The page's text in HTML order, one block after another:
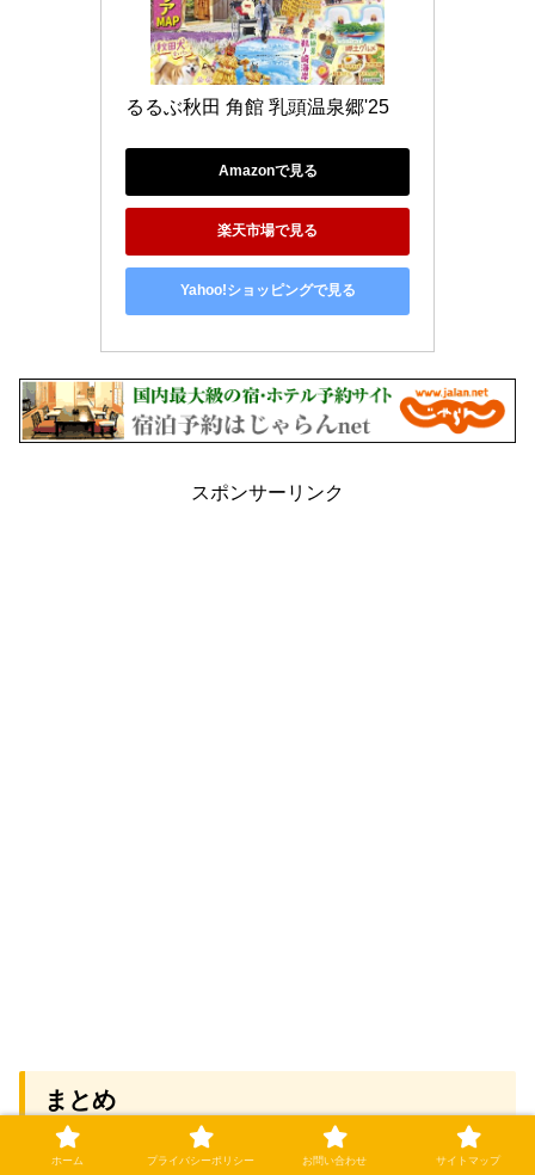
るるぶ秋田 角館 乳頭温泉郷'25
Amazonで見る
楽天市場で見る
Yahoo!ショッピングで見る
スポンサーリンク
まとめ
ホーム プライバシーポリシー お問い合わせ サイトマップ